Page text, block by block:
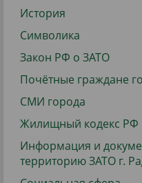
История
Символика
Закон РФ о ЗАТО
Почётные граждане
СМИ города
Жилищный кодекс РФ
Информация и
территорию ЗАТО г.